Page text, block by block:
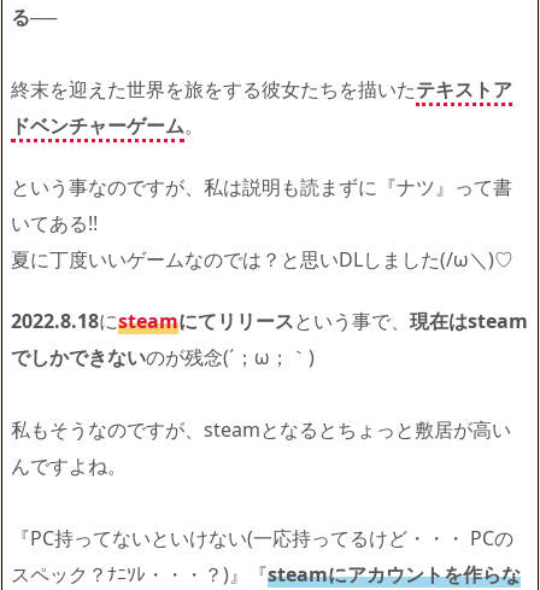
る──
終末を迎えた世界を旅をする彼女たちを描いたテキストア
ドベンチャーゲーム。
という事なのですが、私は説明も読まずに『ナツ』って書
いてある!!
夏に丁度いいゲームなのでは？と思いDLしました(/ω＼)♡
2022.8.18にsteamにてリリースという事で、 現在はsteam
でしかできないのが残念(´；ω；｀)
私もそうなのですが、steamとなるとちょっと敷居が高い
んですよね。
『PC持ってないといけない(一応持ってるけど・・・ PCの
スペック？ﾅﾆｿﾚ・・・？)』『steamにアカウントを作らな